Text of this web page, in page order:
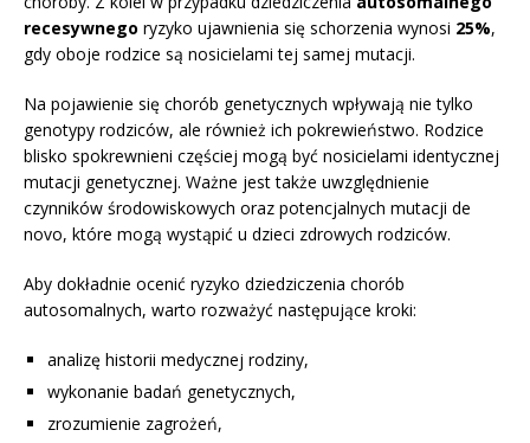
recesywnego ryzyko ujawnienia się schorzenia wynosi 25%,
gdy oboje rodzice są nosicielami tej samej mutacji.
Na pojawienie się chorób genetycznych wpływają nie tylko
genotypy rodziców, ale również ich pokrewieństwo. Rodzice
blisko spokrewnieni częściej mogą być nosicielami identycznej
mutacji genetycznej. Ważne jest także uwzględnienie
czynników środowiskowych oraz potencjalnych mutacji de
novo, które mogą wystąpić u dzieci zdrowych rodziców.
Aby dokładnie ocenić ryzyko dziedziczenia chorób
autosomalnych, warto rozważyć następujące kroki:
analizę historii medycznej rodziny,
wykonanie badań genetycznych,
zrozumienie zagrożeń,